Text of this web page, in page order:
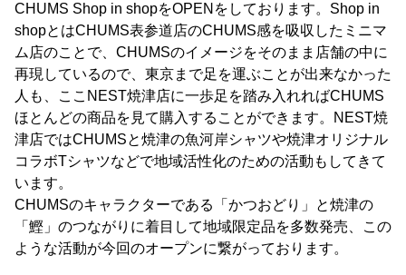
CHUMS Shop in shopをOPENをしております。Shop in
shopとはCHUMS表参道店のCHUMS感を吸収したミニマ
ム店のことで、CHUMSのイメージをそのまま店舗の中に
再現しているので、東京まで足を運ぶことが出来なかった
人も、ここNEST焼津店に一歩足を踏み入れればCHUMS
ほとんどの商品を見て購入することができます。NEST焼
津店ではCHUMSと焼津の魚河岸シャツや焼津オリジナル
コラボTシャツなどで地域活性化のための活動もしてきて
います。
CHUMSのキャラクターである「かつおどり」と焼津の
「鰹」のつながりに着目して地域限定品を多数発売、この
ような活動が今回のオープンに繋がっております。